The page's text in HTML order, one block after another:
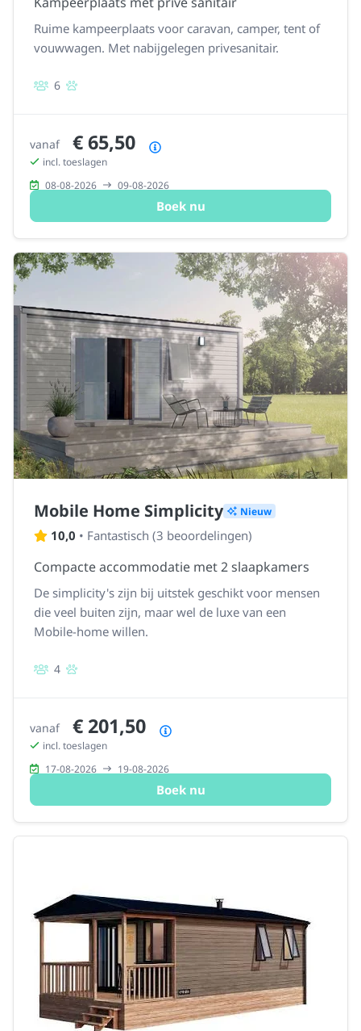
Ruime kampeerplaats voor caravan, camper, tent of
vouwwagen. Met nabijgelegen privesanitair.
6
vanaf € 65,50
incl. toeslagen
08-08-2026
09-08-2026
Boek nu
Mobile Home Simplicity Nieuw
10,0 • Fantastisch (3 beoordelingen)
Compacte accommodatie met 2 slaapkamers
De simplicity's zijn bij uitstek geschikt voor mensen
die veel buiten zijn, maar wel de luxe van een
Mobile-home willen.
4
vanaf € 201,50
incl. toeslagen
17-08-2026
19-08-2026
Boek nu